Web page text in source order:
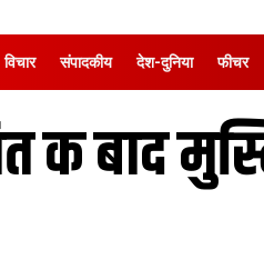
विचार संपादकीय देश-दुनिया फीचर
क बाद